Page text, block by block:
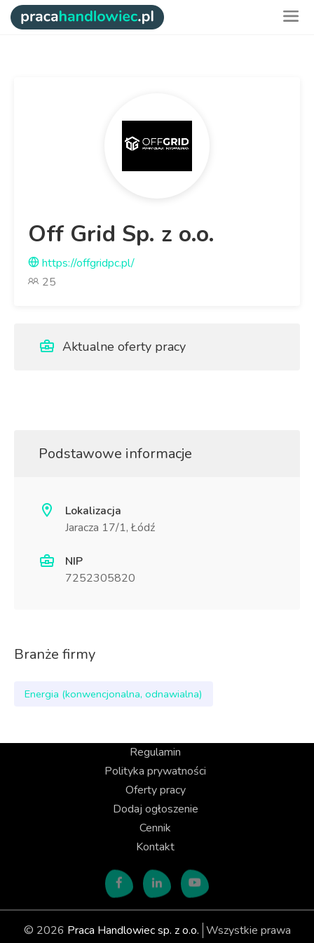
Off Grid Sp. z o.o.
https://offgridpc.pl/
25
Aktualne oferty pracy
Podstawowe informacje
Lokalizacja
Jaracza 17/1, Łódź
NIP
7252305820
Branże firmy
Energia (konwencjonalna, odnawialna)
Regulamin
Polityka prywatności
Oferty pracy
Dodaj ogłoszenie
Cennik
Kontakt
© 2026 Praca Handlowiec sp. z o.o. Wszystkie prawa